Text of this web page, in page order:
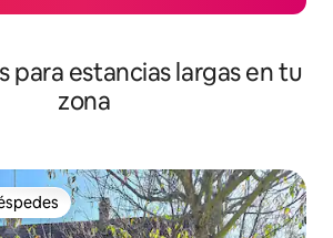
para estancias largas en tu
zona